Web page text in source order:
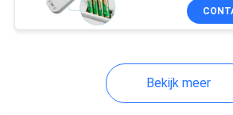
braadpan van
Bekijk meer